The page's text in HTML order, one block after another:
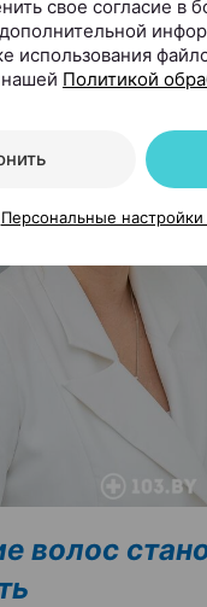
волос
свое согласие в
использования
нашей Политикой
Персональные настройки